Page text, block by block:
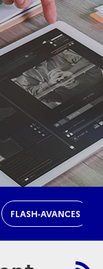
FLASH-AVANCES